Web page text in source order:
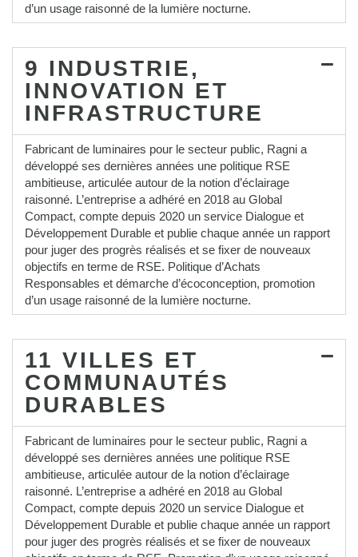
d’un usage raisonné de la lumière nocturne.
9 INDUSTRIE,
INNOVATION ET
INFRASTRUCTURE
Fabricant de luminaires pour le secteur public, Ragni a
développé ses dernières années une politique RSE
ambitieuse, articulée autour de la notion d’éclairage
raisonné. L’entreprise a adhéré en 2018 au Global
Compact, compte depuis 2020 un service Dialogue et
Développement Durable et publie chaque année un rapport
pour juger des progrès réalisés et se fixer de nouveaux
objectifs en terme de RSE. Politique d’Achats
Responsables et démarche d’écoconception, promotion
d’un usage raisonné de la lumière nocturne.
11 VILLES ET
COMMUNAUTÉS
DURABLES
Fabricant de luminaires pour le secteur public, Ragni a
développé ses dernières années une politique RSE
ambitieuse, articulée autour de la notion d’éclairage
raisonné. L’entreprise a adhéré en 2018 au Global
Compact, compte depuis 2020 un service Dialogue et
Développement Durable et publie chaque année un rapport
pour juger des progrès réalisés et se fixer de nouveaux